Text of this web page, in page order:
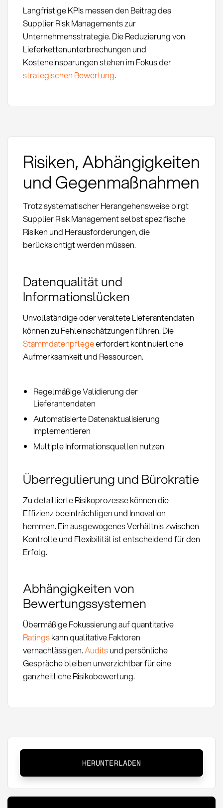
Langfristige KPIs messen den Beitrag des
Supplier Risk Managements zur
Unternehmensstrategie. Die Reduzierung von
Lieferkettenunterbrechungen und
Kosteneinsparungen stehen im Fokus der
strategischen Bewertung.
Risiken, Abhängigkeiten
und Gegenmaßnahmen
Trotz systematischer Herangehensweise birgt
Supplier Risk Management selbst spezifische
Risiken und Herausforderungen, die
berücksichtigt werden müssen.
Datenqualität und
Informationslücken
Unvollständige oder veraltete Lieferantendaten
können zu Fehleinschätzungen führen. Die
Stammdatenpflegeerfordert kontinuierliche
Aufmerksamkeit und Ressourcen.
Regelmäßige Validierung der
Lieferantendaten
Automatisierte Datenaktualisierung
implementieren
Multiple Informationsquellen nutzen
Überregulierung und Bürokratie
Zu detaillierte Risikoprozesse können die
Effizienz beeinträchtigen und Innovation
hemmen. Ein ausgewogenes Verhältnis zwischen
Kontrolle und Flexibilität ist entscheidend für den
Erfolg.
Abhängigkeiten von
Bewertungssystemen
Übermäßige Fokussierung auf quantitative
Ratingskann qualitative Faktoren
vernachlässigen.Auditsund persönliche
Gespräche bleiben unverzichtbar für eine
ganzheitliche Risikobewertung.
Management:
Definition,
HERUNTERLADEN